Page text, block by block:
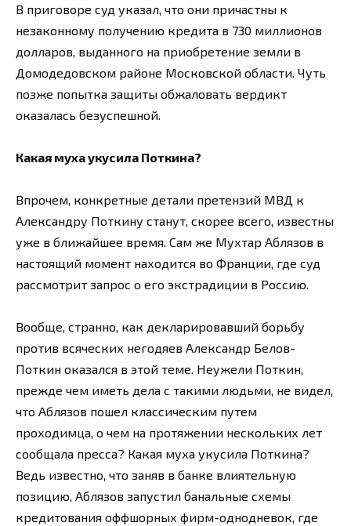
В приговоре суд указал, что они причастны к
незаконному получению кредита в 730 миллионов
долларов, выданного на приобретение земли в
Домодедовском районе Московской области. Чуть
позже попытка защиты обжаловать вердикт
оказалась безуспешной.
Какая муха укусила Поткина?
Впрочем, конкретные детали претензий МВД к
Александру Поткину станут, скорее всего, известны
уже в ближайшее время. Сам же Мухтар Аблязов в
настоящий момент находится во Франции, где суд
рассмотрит запрос о его экстрадиции в Россию.
Вообще, странно, как декларировавший борьбу
против всяческих негодяев Александр Белов-
Поткин оказался в этой теме. Неужели Поткин,
прежде чем иметь дела с такими людьми, не видел,
что Аблязов пошел классическим путем
проходимца, о чем на протяжении нескольких лет
сообщала пресса? Какая муха укусила Поткина?
Ведь известно, что заняв в банке влиятельную
позицию, Аблязов запустил банальные схемы
кредитования оффшорных фирм-однодневок, где